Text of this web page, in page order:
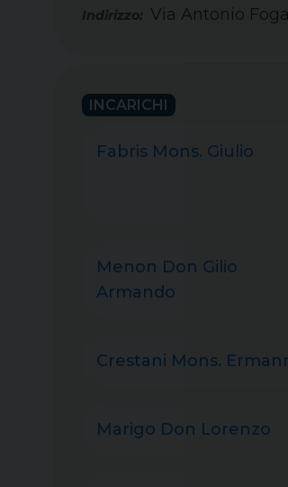
Indirizzo: Via Antonio
INCARICHI
Fabris Mons. Giulio
Menon Don Gilio
Armando
Crestani Mons.
Marigo Don Lorenzo